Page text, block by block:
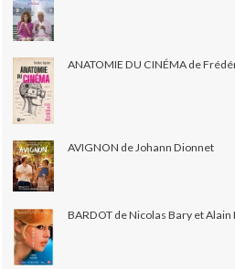
ANATOMIE DU CINÉMA de
AVIGNON de Johann Dionnet
BARDOT de Nicolas Bary et